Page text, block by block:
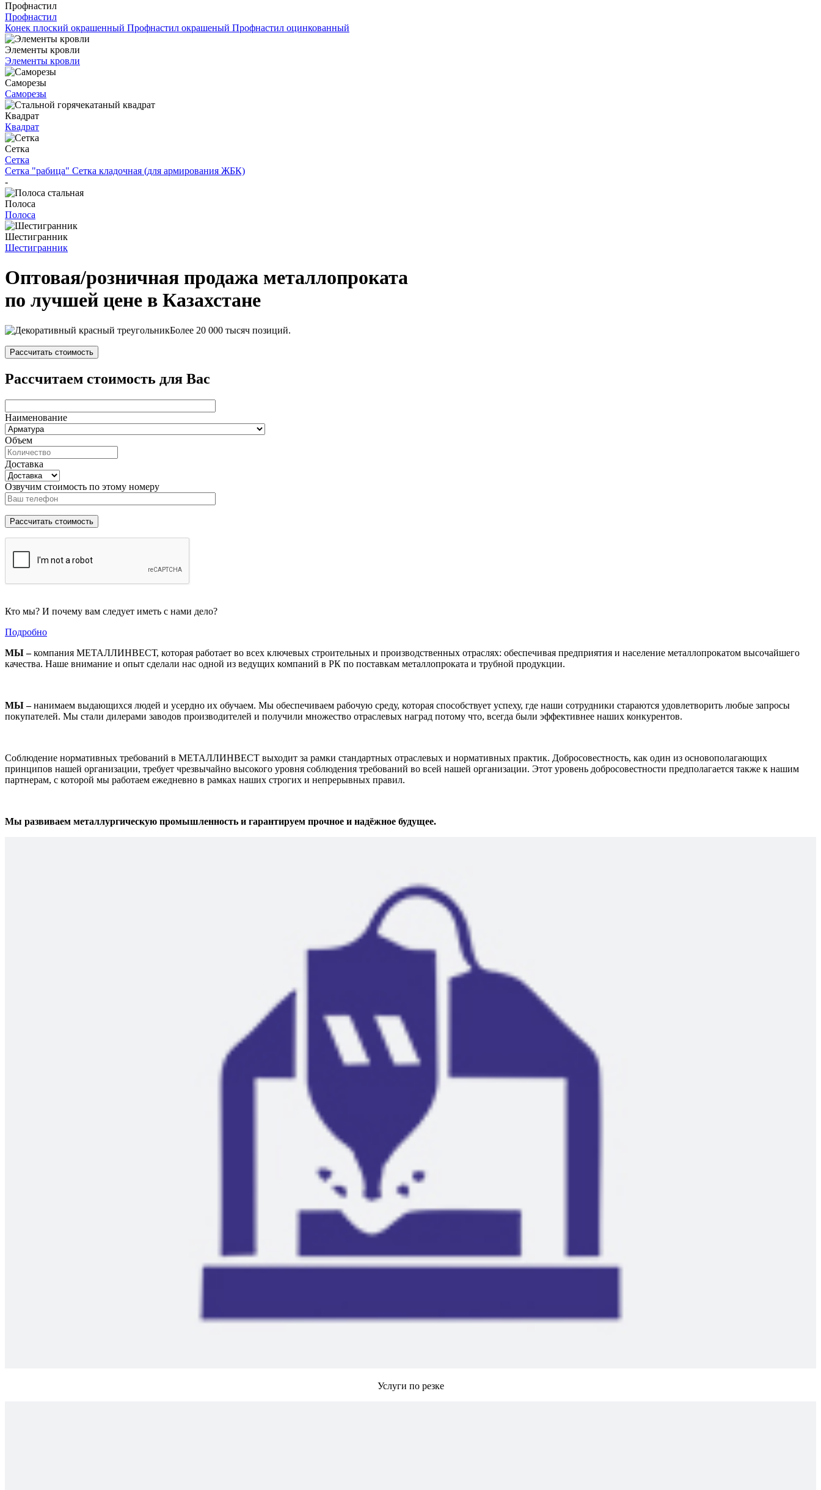
Профнастил
Профнастил
Конек плоский окрашенный Профнастил окрашеный Профнастил оцинкованный
Элементы кровли
Элементы кровли
Саморезы
Саморезы
Квадрат
Квадрат
Сетка
Сетка
Сетка "рабица" Сетка кладочная (для армирования ЖБК)
-
Полоса
Полоса
Шестигранник
Шестигранник
Оптовая/розничная продажа металлопроката
по лучшей цене в Казахстане
Более 20 000 тысяч позиций.
Рассчитать стоимость
Рассчитаем стоимость для Вас
Наименование
Объем
Доставка
Озвучим стоимость по этому номеру
Кто мы? И почему вам следует иметь с нами дело?
Подробно
МЫ –компания МЕТАЛЛИНВЕСТ, которая работает во всех ключевых строительных и производственных отраслях: обеспечивая предприятия и население металлопрокатом высочайшего
качества. Наше внимание и опыт сделали нас одной из ведущих компаний в РК по поставкам металлопроката и трубной продукции.
МЫ –нанимаем выдающихся людей и усердно их обучаем. Мы обеспечиваем рабочую среду, которая способствует успеху, где наши сотрудники стараются удовлетворить любые запросы
покупателей. Мы стали дилерами заводов производителей и получили множество отраслевых наград потому что, всегда были эффективнее наших конкурентов.
Соблюдение нормативных требований в МЕТАЛЛИНВЕСТ выходит за рамки стандартных отраслевых и нормативных практик. Добросовестность, как один из основополагающих
принципов нашей организации, требует чрезвычайно высокого уровня соблюдения требований во всей нашей организации. Этот уровень добросовестности предполагается также к нашим
партнерам, с которой мы работаем ежедневно в рамках наших строгих и непрерывных правил.
Мы развиваем металлургическую промышленность и гарантируем прочное и надёжное будущее.
Услуги по резке